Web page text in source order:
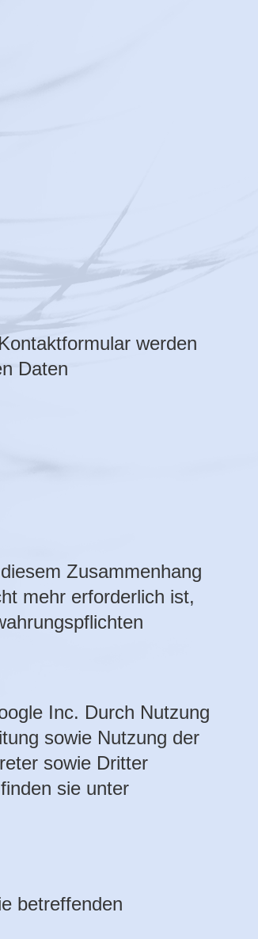
werden
Daten
Zusammenhang
mehr erforderlich ist,
Inc. Durch Nutzung
sowie Nutzung der
sowie Dritter
sie unter
betreffenden